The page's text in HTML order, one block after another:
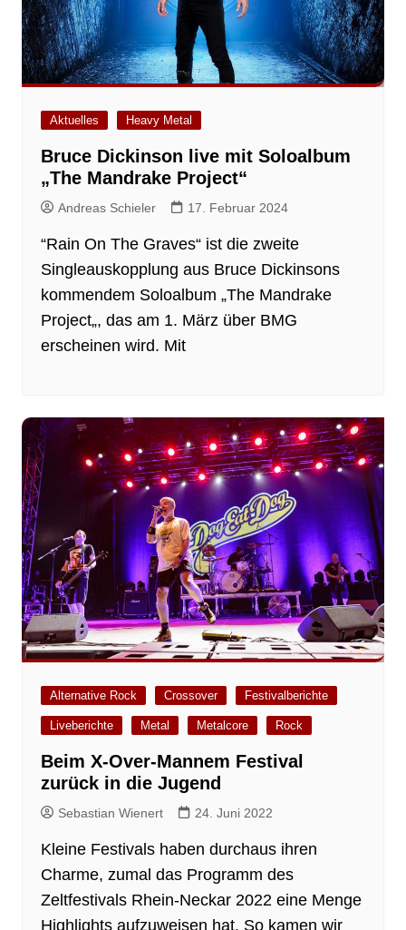
Aktuelles Heavy Metal
Bruce Dickinson live mit Soloalbum
„The Mandrake Project“
Andreas Schieler 17. Februar 2024
“Rain On The Graves“ ist die zweite
Singleauskopplung aus Bruce Dickinsons
kommendem Soloalbum „The Mandrake
Project„, das am 1. März über BMG
erscheinen wird. Mit
Alternative Rock Crossover Festivalberichte
Liveberichte Metal Metalcore Rock
Beim X-Over-Mannem Festival
zurück in die Jugend
Sebastian Wienert 24. Juni 2022
Kleine Festivals haben durchaus ihren
Charme, zumal das Programm des
Zeltfestivals Rhein-Neckar 2022 eine Menge
Highlights aufzuweisen hat. So kamen wir